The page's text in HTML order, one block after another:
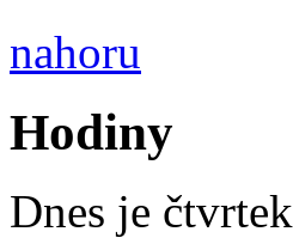
nahoru
Hodiny
Dnes je čtvrtek